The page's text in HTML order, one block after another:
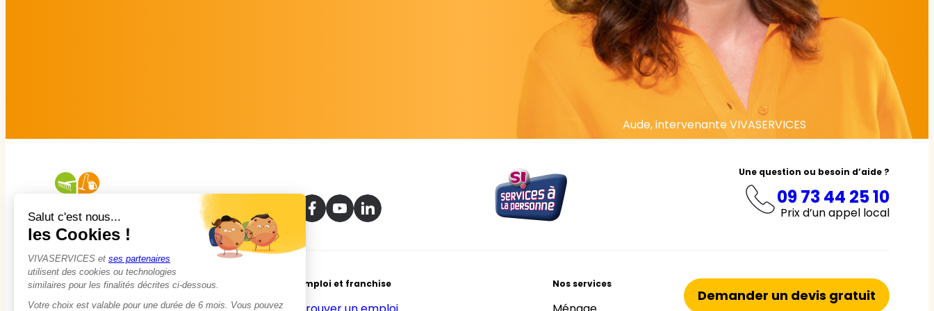
Aude, intervenante VIVASERVICES
Une question ou besoin d’aide ?
09 73 44 25 10
Prix d’un appel local
À propos Emploi et franchise Nos services
Demander un devis gratuit